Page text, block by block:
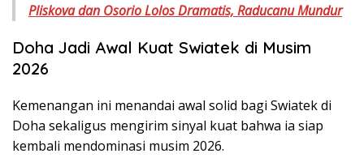
Pliskova dan Osorio Lolos Dramatis, Raducanu Mundur
Doha Jadi Awal Kuat Swiatek di Musim
2026
Kemenangan ini menandai awal solid bagi Swiatek di
Doha sekaligus mengirim sinyal kuat bahwa ia siap
kembali mendominasi musim 2026.